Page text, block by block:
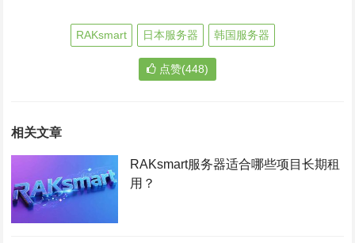
RAKsmart 日本服务器 韩国服务器
点赞(448)
相关文章
RAKsmart服务器适合哪些项目长期租
用？